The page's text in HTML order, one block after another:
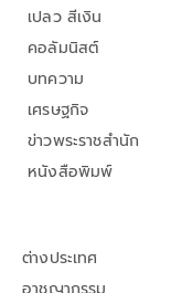
เปลว สีเงิน
คอลัมนิสต์
บทความ
เศรษฐกิจ
ข่าวพระราชสำนัก
หนังสือพิมพ์
ต่างประเทศ